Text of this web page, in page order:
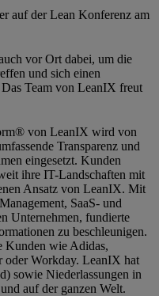
auf der Lean Konferenz am
vor Ort dabei, um die
und sich einen
Team von LeanIX freut
von LeanIX wird von
Transparenz und
eingesetzt. Kunden
ihre IT-Landschaften mit
Ansatz von LeanIX. Mit
SaaS- und
Unternehmen, fundierte
zu beschleunigen.
Kunden wie Adidas,
oder Workday. LeanIX hat
sowie Niederlassungen in
auf der ganzen Welt.